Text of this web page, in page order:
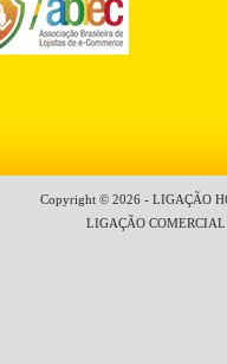
Copyright © 2026 - LIGAÇÃO
LIGAÇÃO